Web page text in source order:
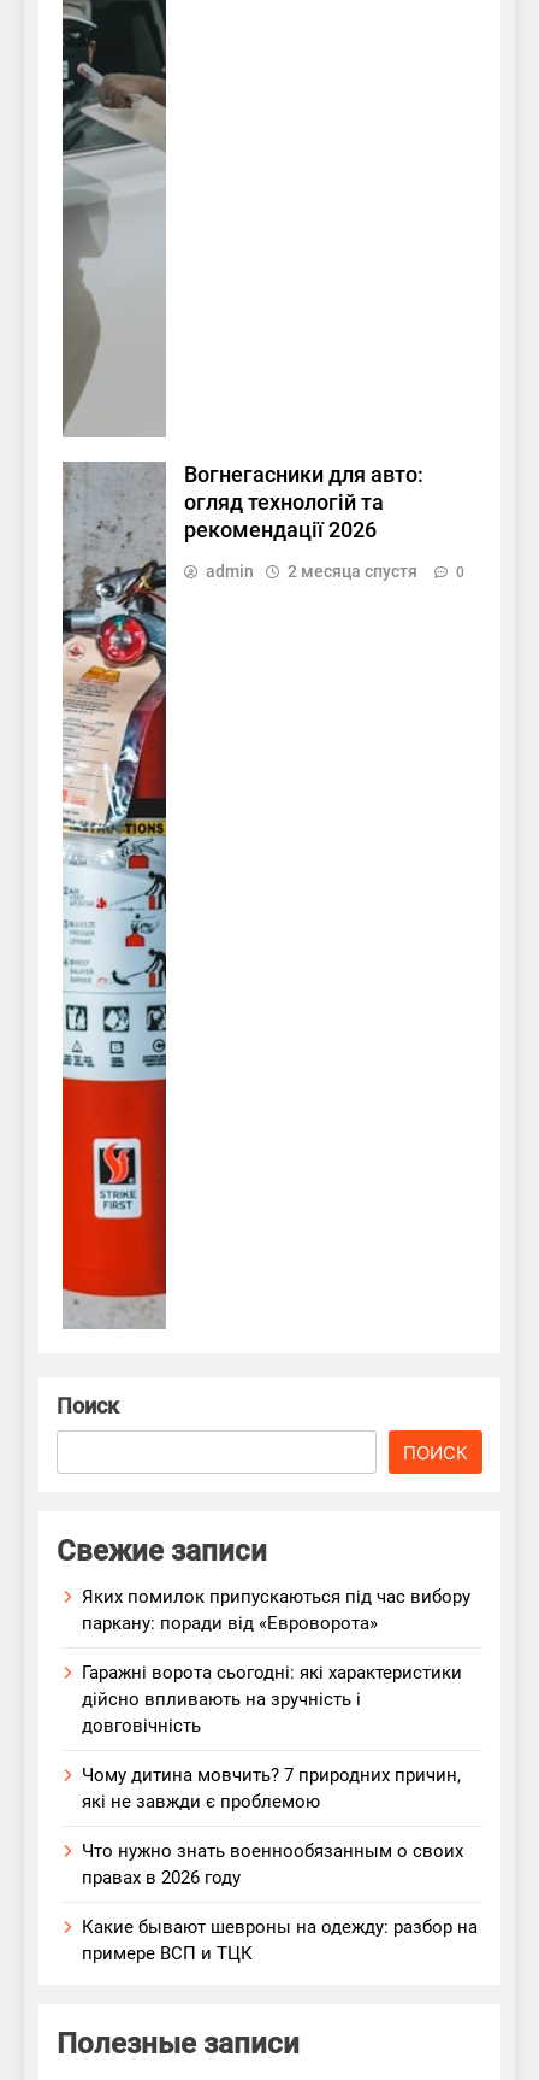
Вогнегасники для авто:
огляд технологій та
рекомендації 2026
admin 2 месяца спустя 0
Поиск
ПОИСК
Свежие записи
Яких помилок припускаються під час вибору
паркану: поради від «Евроворота»
Гаражні ворота сьогодні: які характеристики
дійсно впливають на зручність і
довговічність
Чому дитина мовчить? 7 природних причин,
які не завжди є проблемою
Что нужно знать военнообязанным о своих
правах в 2026 году
Какие бывают шевроны на одежду: разбор на
примере ВСП и ТЦК
Полезные записи